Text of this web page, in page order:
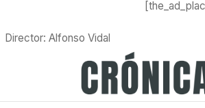
Director: Alfonso Vidal